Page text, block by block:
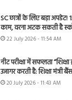
SC छात्रों के लिए बड़ा
काम, वरना अटक सकती है
22 July 2026 - 11:54 AM
नीट परीक्षा में सफलता
उजागर करती है: शिक्षा मंत्री बैंस
20 July 2026 - 11:43 AM